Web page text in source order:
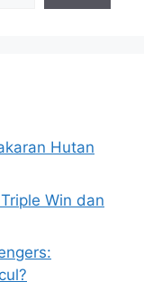
Hutan
Win dan